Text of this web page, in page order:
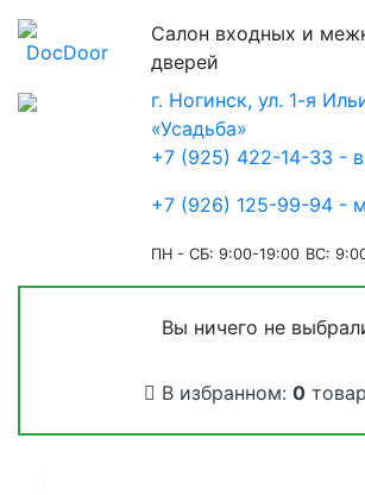
Салон входных и
дверей
г. Ногинск, ул. 1-я
«Усадьба»
+7 (925) 422-14-33 -
+7 (926) 125-99-94 -
ПН - СБ: 9:00-19:00 ВС:
Вы ничего не
В избранном: 0